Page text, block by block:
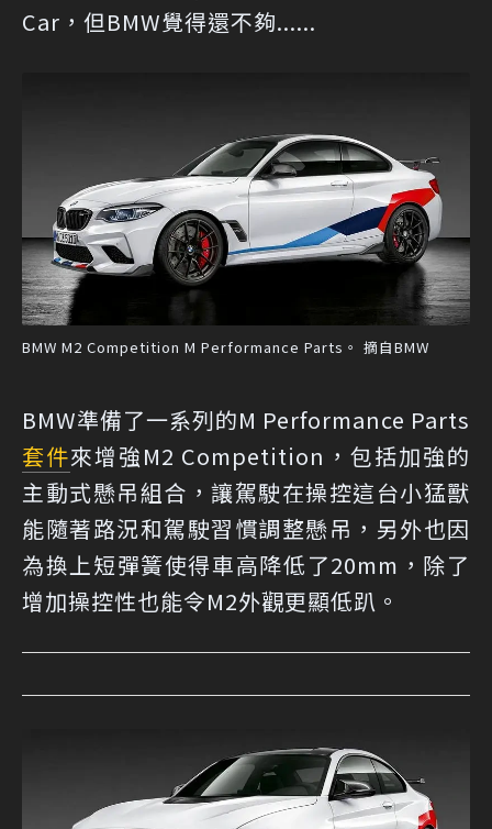
Car，但BMW覺得還不夠......
BMW M2 Competition M Performance Parts。 摘自BMW
BMW準備了一系列的M Performance Parts
套件來增強M2 Competition，包括加強的
主動式懸吊組合，讓駕駛在操控這台小猛獸
能隨著路況和駕駛習慣調整懸吊，另外也因
為換上短彈簧使得車高降低了20mm，除了
增加操控性也能令M2外觀更顯低趴。